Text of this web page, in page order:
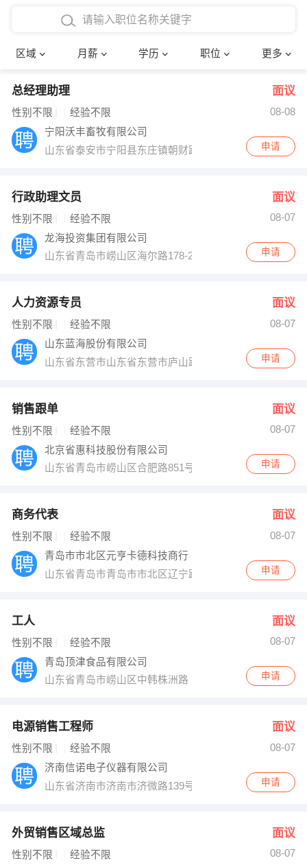
区域 月薪 学历 职位 更多
4000-5000元
8000-12000元
12000-20000元
博士
文员
财务会计
网络IT
快递员
收银员 技术员/工程师
出纳
编辑
跟单
其他职位
确定
总经理助理 面议
性别不限 经验不限
08-08
宁阳沃丰畜牧有限公司
山东省泰安市宁阳县东庄镇朝财路中段
申请
行政助理文员 面议
性别不限 经验不限
08-07
龙海投资集团有限公司
山东省青岛市崂山区海尔路178-2龙海明珠
申请
人力资源专员 面议
性别不限 经验不限
08-07
山东蓝海股份有限公司
山东省东营市山东省东营市庐山路1099号
申请
销售跟单 面议
性别不限 经验不限
08-07
北京省惠科技股份有限公司
山东省青岛市崂山区合肥路851号鲁信含章花园10号楼1
申请
商务代表 面议
性别不限 经验不限
08-07
青岛市市北区元亨卡德科技商行
山东省青岛市青岛市市北区辽宁路167号BO100
申请
工人 面议
性别不限 经验不限
08-07
青岛顶津食品有限公司
山东省青岛市崂山区中韩株洲路
申请
电源销售工程师 面议
性别不限 经验不限
08-07
济南信诺电子仪器有限公司
山东省济南市济南市济微路139号
申请
外贸销售区域总监 面议
性别不限 经验不限
08-07